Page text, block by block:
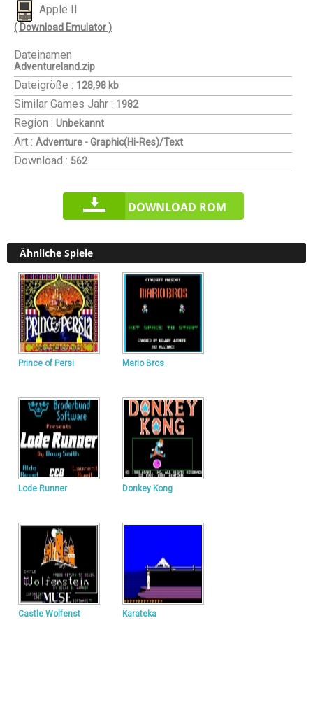
Apple II
( Download Emulator )
Dateinamen
Adventureland.zip
Dateigröße : 128,98 kb
Similar Games Jahr : 1982
Region : Unbekannt
Art : Adventure - Graphic(Hi-Res)/Text
Download : 562
DOWNLOAD ROM
Ähnliche Spiele
Prince of Persi Mario Bros
Lode Runner Donkey Kong
Castle Wolfenst Karateka